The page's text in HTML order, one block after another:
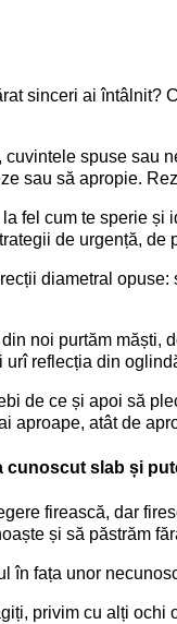
sinceri ai întâlnit?
cuvintele spuse sau
sau să apropie.
fel cum te sperie și
de urgență, de
diametral
noi purtăm măști,
reflecția din
de ce și apoi să
aproape, atât de
cunoscut slab și
firească, dar
și să păstrăm
în fața unor
privim cu alți ochi